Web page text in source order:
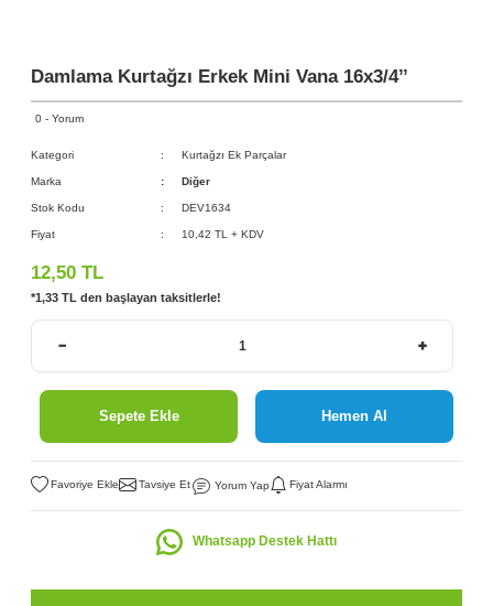
Damlama Kurtağzı Erkek Mini Vana 16x3/4’’
0 - Yorum
Kategori Kurtağzı Ek Parçalar
Marka Diğer
Stok Kodu DEV1634
Fiyat 10,42 TL + KDV
12,50 TL
*1,33 TL den başlayan taksitlerle!
Sepete Ekle Hemen Al
Tavsiye Et Yorum Yap Fiyat Alarmı
Whatsapp Destek Hattı